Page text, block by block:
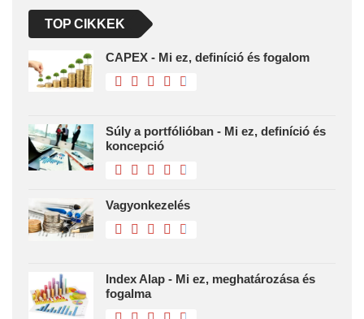
TOP CIKKEK
CAPEX - Mi ez, definíció és fogalom
Súly a portfólióban - Mi ez, definíció és
koncepció
Vagyonkezelés
Index Alap - Mi ez, meghatározása és
fogalma